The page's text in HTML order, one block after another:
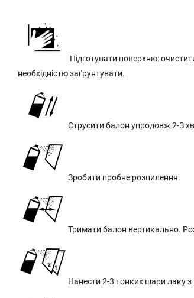
Підготувати поверхню:
необхідністю заґрунтувати.
Струсити балон упродовж 2-З
Зробити пробне розпилення.
Тримати балон вертикально.
Нанести 2-3 тонких шари лаку з